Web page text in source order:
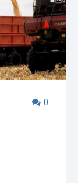
0